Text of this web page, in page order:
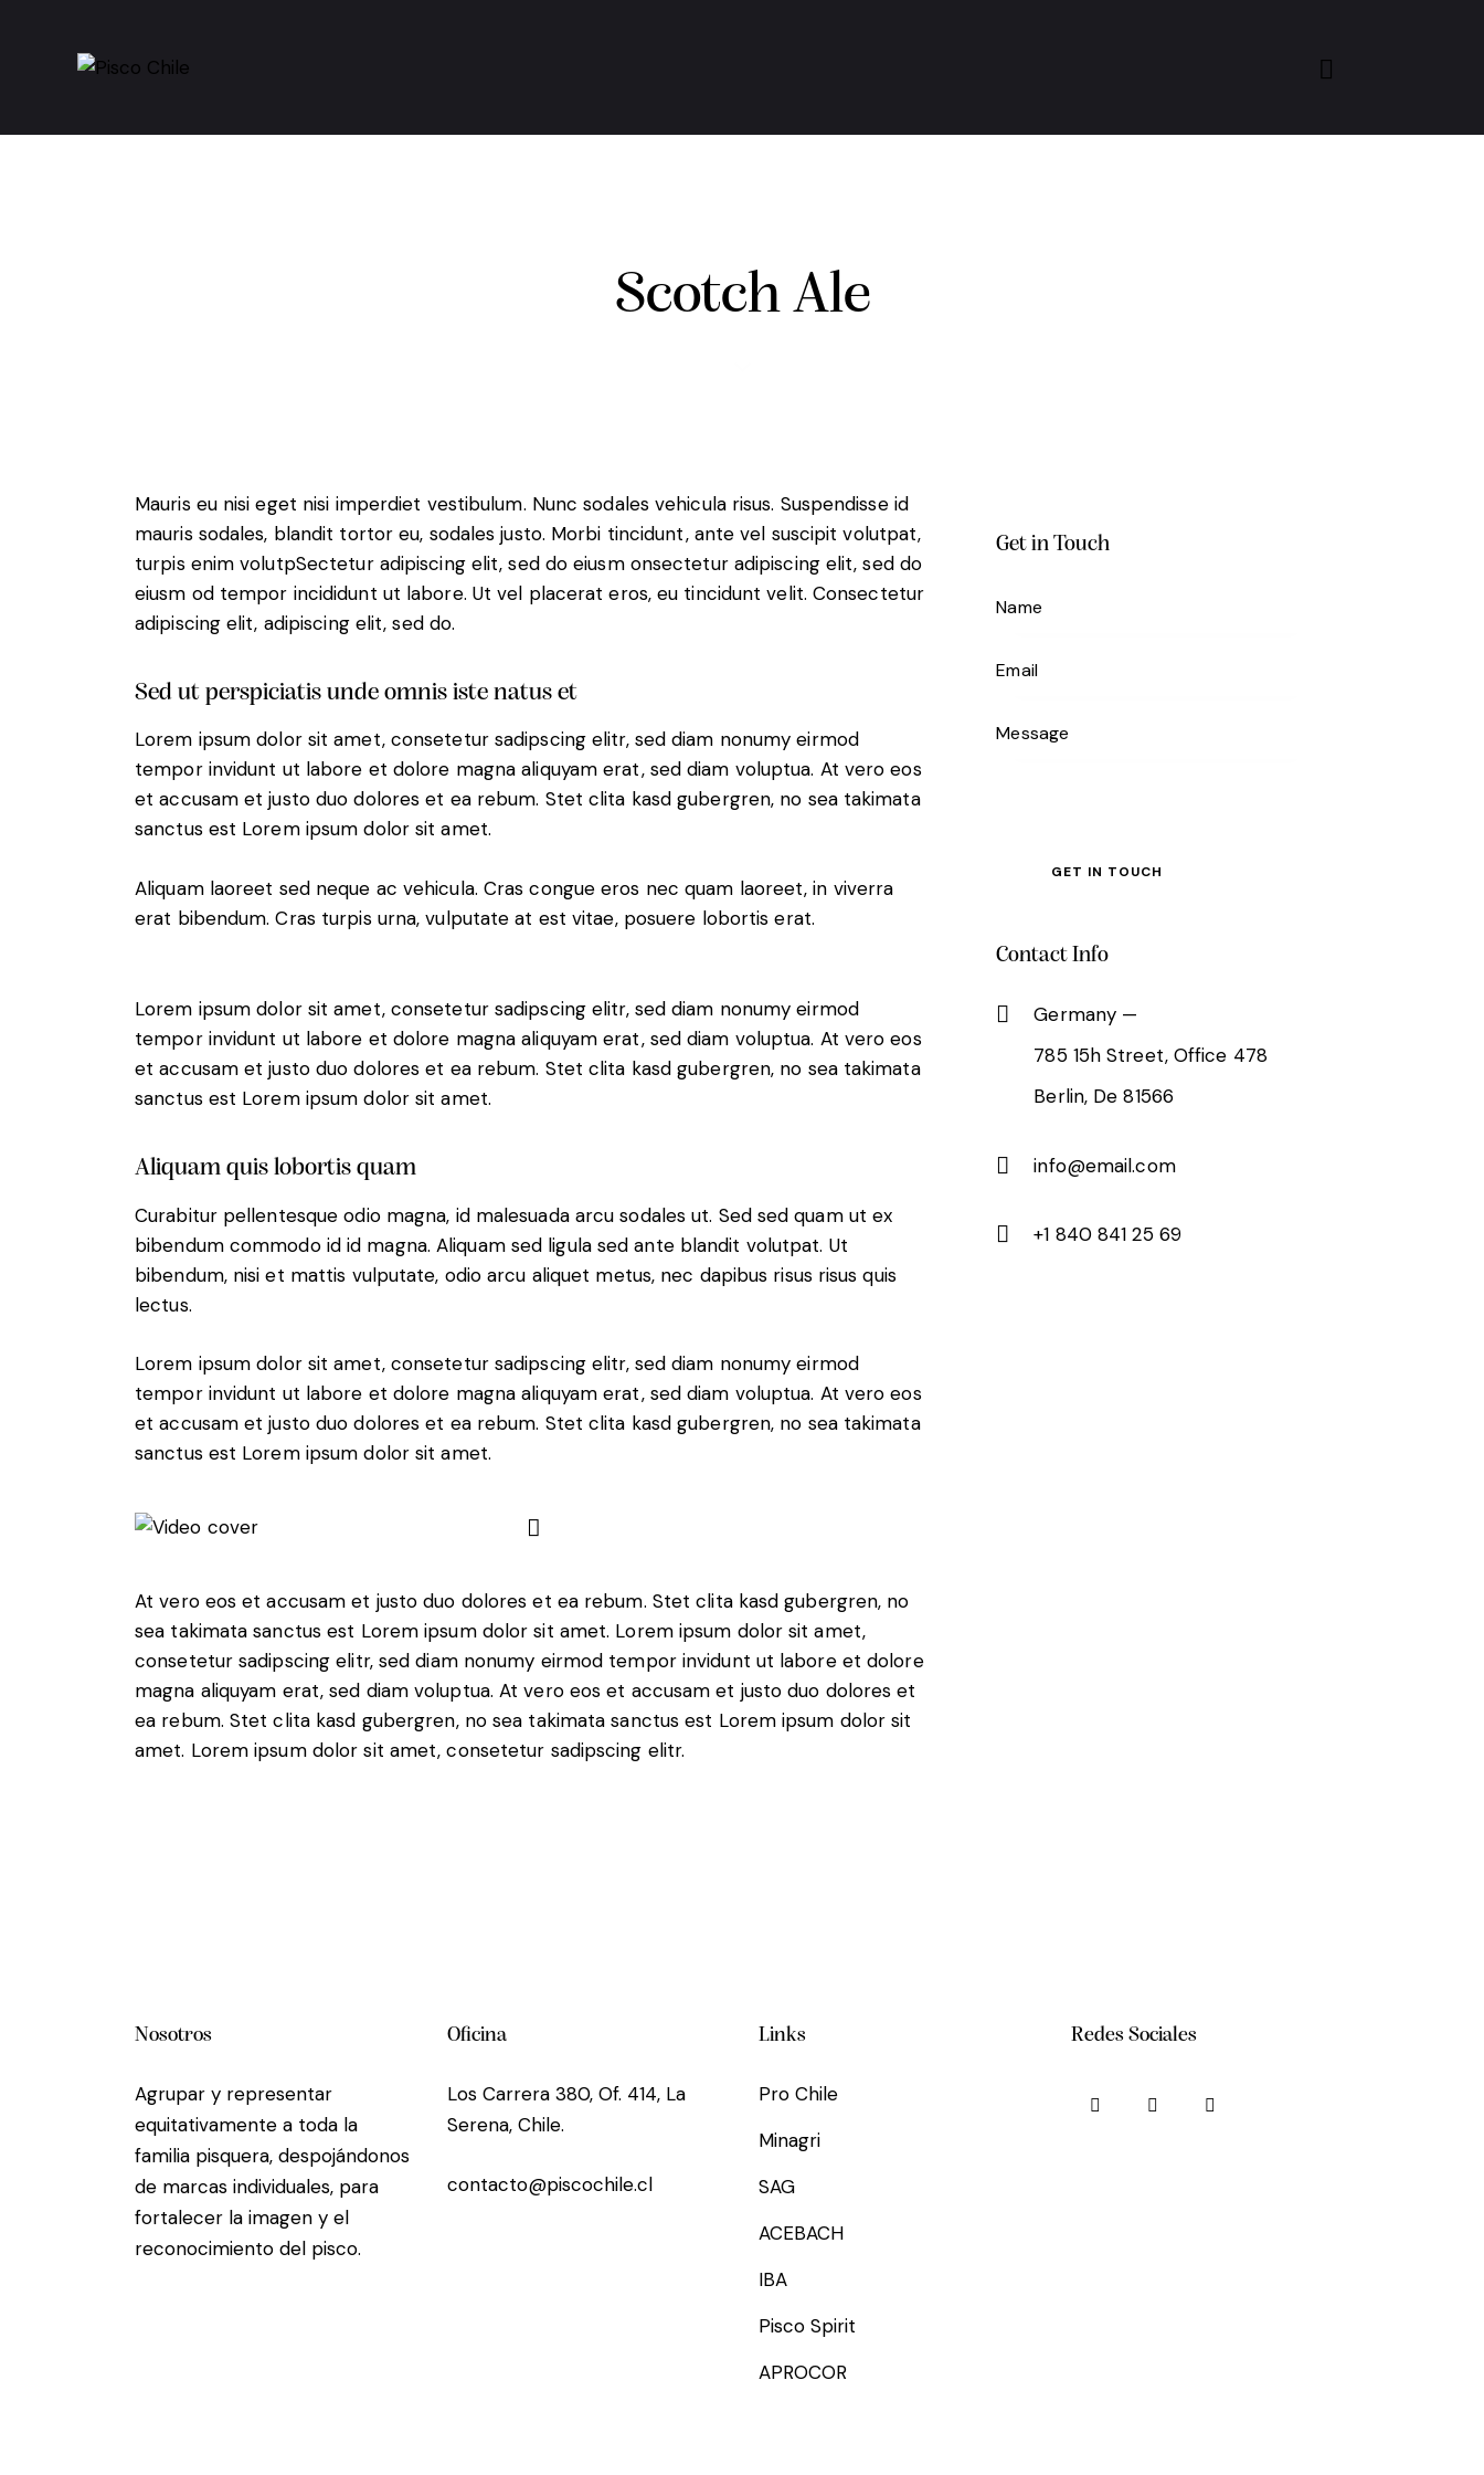
Scotch Ale
Mauris eu nisi eget nisi imperdiet vestibulum. Nunc sodales vehicula risus. Suspendisse id
mauris sodales, blandit tortor eu, sodales justo. Morbi tincidunt, ante vel suscipit volutpat,
turpis enim volutpSectetur adipiscing elit, sed do eiusm onsectetur adipiscing elit, sed do
eiusm od tempor incididunt ut labore. Ut vel placerat eros, eu tincidunt velit. Consectetur
adipiscing elit, adipiscing elit, sed do.
Sed ut perspiciatis unde omnis iste natus et
Lorem ipsum dolor sit amet, consetetur sadipscing elitr, sed diam nonumy eirmod
tempor invidunt ut labore et dolore magna aliquyam erat, sed diam voluptua. At vero eos
et accusam et justo duo dolores et ea rebum. Stet clita kasd gubergren, no sea takimata
sanctus est Lorem ipsum dolor sit amet.
Aliquam laoreet sed neque ac vehicula. Cras congue eros nec quam laoreet, in viverra
erat bibendum. Cras turpis urna, vulputate at est vitae, posuere lobortis erat.
Lorem ipsum dolor sit amet, consetetur sadipscing elitr, sed diam nonumy eirmod
tempor invidunt ut labore et dolore magna aliquyam erat, sed diam voluptua. At vero eos
et accusam et justo duo dolores et ea rebum. Stet clita kasd gubergren, no sea takimata
sanctus est Lorem ipsum dolor sit amet.
Aliquam quis lobortis quam
Curabitur pellentesque odio magna, id malesuada arcu sodales ut. Sed sed quam ut ex
bibendum commodo id id magna. Aliquam sed ligula sed ante blandit volutpat. Ut
bibendum, nisi et mattis vulputate, odio arcu aliquet metus, nec dapibus risus risus quis
lectus.
Lorem ipsum dolor sit amet, consetetur sadipscing elitr, sed diam nonumy eirmod
tempor invidunt ut labore et dolore magna aliquyam erat, sed diam voluptua. At vero eos
et accusam et justo duo dolores et ea rebum. Stet clita kasd gubergren, no sea takimata
sanctus est Lorem ipsum dolor sit amet.
At vero eos et accusam et justo duo dolores et ea rebum. Stet clita kasd gubergren, no
sea takimata sanctus est Lorem ipsum dolor sit amet. Lorem ipsum dolor sit amet,
consetetur sadipscing elitr, sed diam nonumy eirmod tempor invidunt ut labore et dolore
magna aliquyam erat, sed diam voluptua. At vero eos et accusam et justo duo dolores et
ea rebum. Stet clita kasd gubergren, no sea takimata sanctus est Lorem ipsum dolor sit
amet. Lorem ipsum dolor sit amet, consetetur sadipscing elitr.
Get in Touch
Contact Info
Germany —
785 15h Street, Office 478
Berlin, De 81566
info@email.com
+1 840 841 25 69
Nosotros
Agrupar y representar
equitativamente a toda la
familia pisquera, despojándonos
de marcas individuales, para
fortalecer la imagen y el
reconocimiento del pisco.
Oficina
Los Carrera 380, Of. 414, La
Serena, Chile.
contacto@piscochile.cl
Links
Pro Chile
Minagri
SAG
ACEBACH
IBA
Pisco Spirit
APROCOR
Redes Sociales